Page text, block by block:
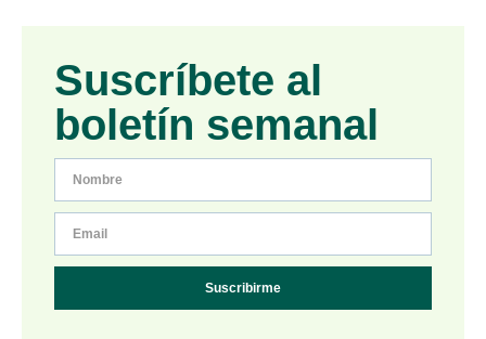
Suscríbete al
boletín semanal
Suscribirme